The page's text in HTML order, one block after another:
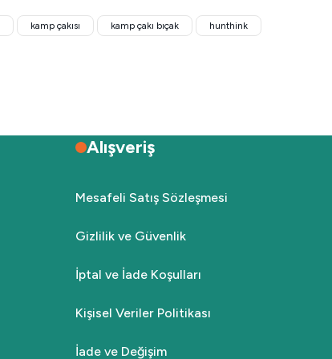
₺689,00
Tükendi
Stokta Yok
kamp çakısı kamp çakı bıçak hunthink
Alışveriş
Mesafeli Satış Sözleşmesi
Gizlilik ve Güvenlik
İptal ve İade Koşulları
Kişisel Veriler Politikası
İade ve Değişim